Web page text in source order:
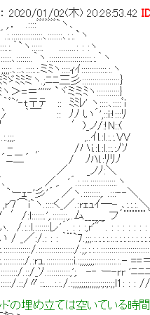
：2020/01/02(木) 20:28:53.42
ﾞﾞﾞﾞ`ヽ､
､:::::::､:.:.`ヽ
`ヽ:::::. ........: : :ヽ
｀ヽ.::::::::::::::::::::.:.｀ヽ
::::.:.ミﾐヽ::::ｨｲ::::::::::::.:.ヽ
ミヽ.;ﾆﾆ三彡::::::::::::::::::｝
=＝'''''' `ヾミミﾐヽ:::::::::::}
ﾞ`'‐t〒ﾃ :: ﾐﾐﾚ' ヽ::::､::::ﾞi
｀￣ :: ﾉﾉ い´',::i:!:::ﾘ
ﾉ ′)_ノ/:!N::(
ｲl.:l.:.:.VV ちなみに
ハi.:l.:l.::.:ﾉｿ
´ / ﾉﾊl.:ﾘﾘﾉ
_ノﾉ:＼
ヽ
ヽ.::::::::,. .:::‐‐＼
_／.:rｪｭｲ─- ､:.:.:.＼
ム______ フ´¨¨¨¨｀`
'´. : : :,r'"´. : : : : : : : : :
==＝
_ｿ.:::::::::::,';. -‐ ー-rr 'ﾆﾆﾆﾆ
::.....:.:./.:;;;;;;;;;;;;;:;:;:;;l1: : :
ドの埋め立ては空いている時